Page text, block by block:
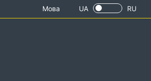
Skip to navigation
Skip to contentМова UA RU